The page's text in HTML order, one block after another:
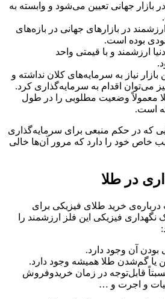
جهانی تعیین می‌شود و وابسته به
در بازارهای جهانی در بازه‌‌‌‌‌‌‌‌‌‌‌‌‌‌‌‌‌‌‌‌‌‌‌‌‌‌‌‌‌‌‌‌‌‌‌‌‌‌‌‌‌‌‌‌‌‌‌‌‌‌‌‌‌‌‌‌‌‌‌‌‌‌‌‌‌‌‌‌‌‌‌‌‌‌‌‌‌‌‌‌های
بوده است.
ارزشمند و با قیمتی واحد
نیاز به سرمایه‌‌‌‌‌‌‌‌‌‌‌‌‌‌‌‌‌‌‌‌‌‌‌‌‌‌‌‌‌‌‌‌‌‌‌‌‌‌‌‌‌‌‌‌‌‌‌‌‌‌‌‌‌‌‌‌‌‌‌‌‌‌‌‌‌‌‌‌‌‌‌‌‌‌‌‌‌‌‌‌های کلان نداشته و
می‌‌‌‌‌‌‌‌‌‌‌‌‌‌‌‌‌‌‌‌‌‌‌‌‌‌‌‌‌‌‌‌‌‌‌‌‌‌‌‌‌‌‌‌‌‌‌‌‌‌‌‌‌‌‌‌‌‌‌‌‌‌‌‌‌‌‌‌‌‌‌‌‌‌‌‌‌‌‌‌توان اقدام به سرمایه‌‌‌‌‌‌‌‌‌‌‌‌‌‌‌‌‌‌‌‌‌‌‌‌‌‌‌‌‌‌‌‌‌‌‌‌‌‌‌‌‌‌‌‌‌‌‌‌‌‌‌‌‌‌‌‌‌‌‌‌‌‌‌‌‌‌‌‌‌‌‌‌‌‌‌‌‌‌‌‌گذاری کرد.
معمولاً وضعیت مطلوبی را در طول
است.
که در حکم منبعی برای سرمایه‌گذاری
خاص خود را دارد که مرور آن‌ها خالی
در طلا
درباره‌‌‌‌‌‌‌‌‌‌‌‌‌‌‌‌‌‌‌‌‌‌‌‌‌‌‌‌‌‌‌‌‌‌‌‌‌‌‌‌‌‌‌‌‌‌‌‌‌‌‌‌‌‌‌‌‌‌‌‌‌‌‌‌‌‌‌‌‌‌‌‌‌‌‌‌‌‌‌‌ی خرید طلای فیزیکی برای
فیزیکی این فلز ارزشمند را
بودن آن وجود دارد.
گم‌شدن طلا همیشه وجود دارد.
قابل‌توجه در زمان خریدوفروش
و اجرت و …